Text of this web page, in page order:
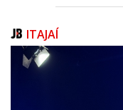
ITAJAÍ